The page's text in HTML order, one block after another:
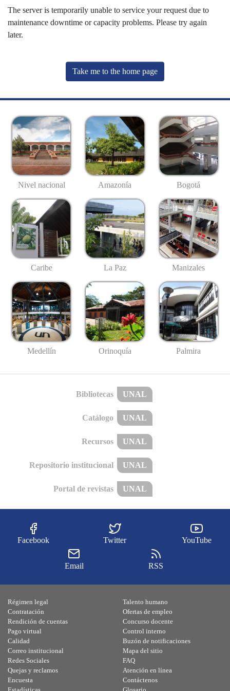
The server is temporarily unable to service your request due to
maintenance downtime or capacity problems. Please try again
later.
Take me to the home page
Nivel nacional Amazonía Bogotá
Caribe La Paz Manizales
Medellín Orinoquía Palmira
Bibliotecas UNAL
Catálogo UNAL
Recursos UNAL
Repositorio institucional UNAL
Portal de revistas UNAL
Facebook Twitter YouTube
Email RSS
Régimen legal
Contratación
Rendición de cuentas
Pago virtual
Calidad
Talento humano
Ofertas de empleo
Concurso docente
Control interno
Buzón de notificaciones
Correo institucional
Redes Sociales
Quejas y reclamos
Encuesta
Mapa del sitio
FAQ
Atención en línea
Contáctenos